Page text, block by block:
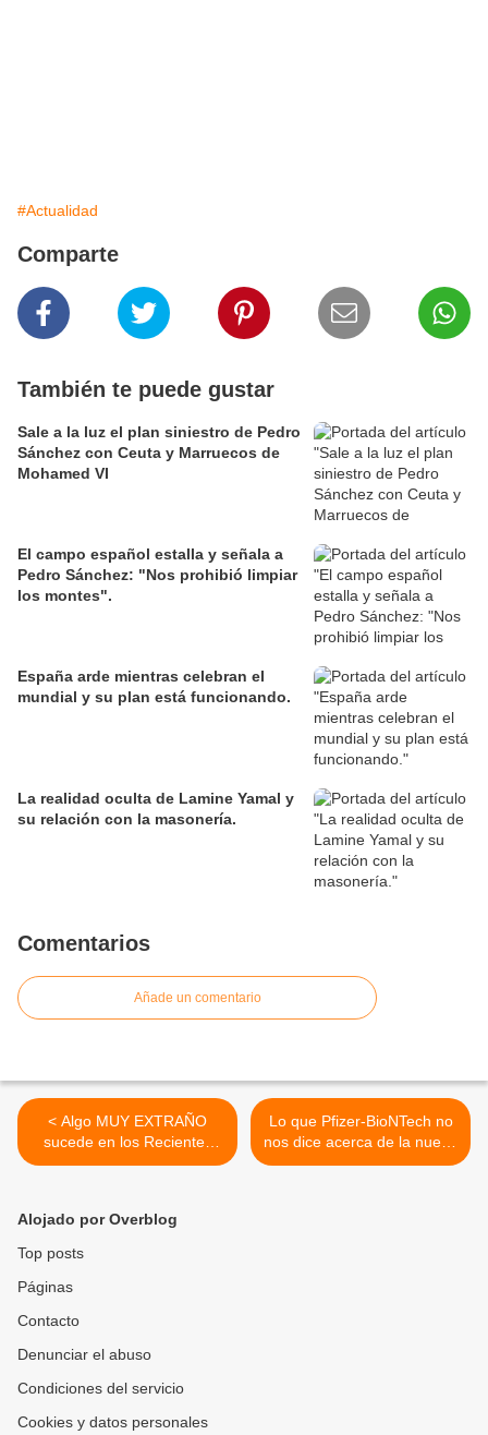
#Actualidad
Comparte
También te puede gustar
Sale a la luz el plan siniestro de Pedro
Sánchez con Ceuta y Marruecos de
Mohamed VI
El campo español estalla y señala a
Pedro Sánchez: "Nos prohibió limpiar
los montes".
España arde mientras celebran el
mundial y su plan está funcionando.
La realidad oculta de Lamine Yamal y
su relación con la masonería.
Comentarios
Añade un comentario
< Algo MUY EXTRAÑO
sucede en los Recientes
Terremotos
Lo que Pfizer-BioNTech no
nos dice acerca de la nueva
vacuna contra la COVID-19
Alojado por Overblog
Top posts
Páginas
Contacto
Denunciar el abuso
Condiciones del servicio
Cookies y datos personales